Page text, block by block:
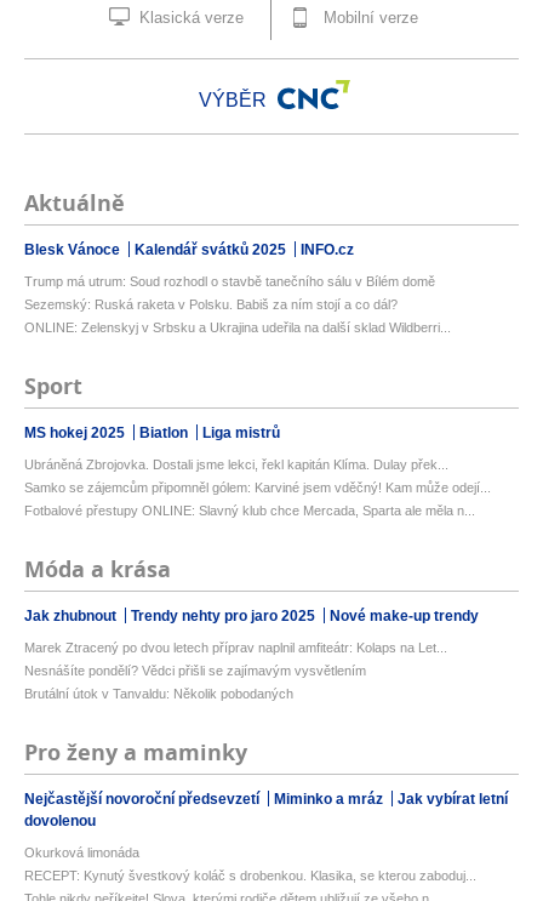
Klasická verze Mobilní verze
VÝBĚR
Aktuálně
Blesk Vánoce Kalendář svátků 2025 INFO.cz
Trump má utrum: Soud rozhodl o stavbě tanečního sálu v Bílém domě
Sezemský: Ruská raketa v Polsku. Babiš za ním stojí a co dál?
ONLINE: Zelenskyj v Srbsku a Ukrajina udeřila na další sklad Wildberri...
Sport
MS hokej 2025 Biatlon Liga mistrů
Ubráněná Zbrojovka. Dostali jsme lekci, řekl kapitán Klíma. Dulay přek...
Samko se zájemcům připomněl gólem: Karviné jsem vděčný! Kam může odejí...
Fotbalové přestupy ONLINE: Slavný klub chce Mercada, Sparta ale měla n...
Móda a krása
Jak zhubnout Trendy nehty pro jaro 2025 Nové make-up trendy
Marek Ztracený po dvou letech příprav naplnil amfiteátr: Kolaps na Let...
Nesnášíte pondělí? Vědci přišli se zajímavým vysvětlením
Brutální útok v Tanvaldu: Několik pobodaných
Pro ženy a maminky
Nejčastější novoroční předsevzetí Miminko a mráz
Jak vybírat letní
dovolenou
Okurková limonáda
RECEPT: Kynutý švestkový koláč s drobenkou. Klasika, se kterou zaboduj...